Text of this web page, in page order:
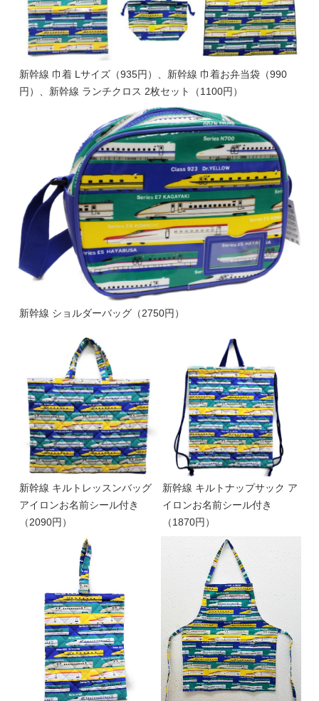
新幹線 巾着 Lサイズ（935円）、新幹線 巾着お弁当袋（990
円）、新幹線 ランチクロス 2枚セット（1100円）
新幹線 ショルダーバッグ（2750円）
新幹線 キルトレッスンバッグ
アイロンお名前シール付き
（2090円）
新幹線 キルトナップサック ア
イロンお名前シール付き
（1870円）